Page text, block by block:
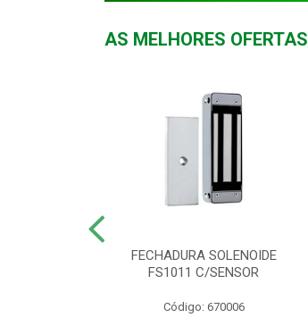
AS MELHORES OFERTAS
FECHADURA SOLENOIDE
FS1011 C/SENSOR
Código: 670006